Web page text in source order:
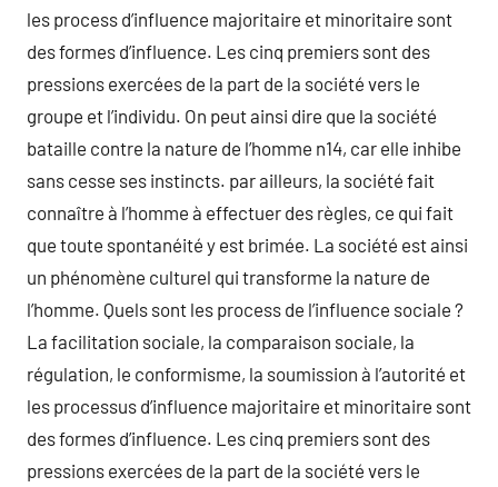
les process d’influence majoritaire et minoritaire sont
des formes d’influence. Les cinq premiers sont des
pressions exercées de la part de la société vers le
groupe et l’individu. On peut ainsi dire que la société
bataille contre la nature de l’homme n14, car elle inhibe
sans cesse ses instincts. par ailleurs, la société fait
connaître à l’homme à effectuer des règles, ce qui fait
que toute spontanéité y est brimée. La société est ainsi
un phénomène culturel qui transforme la nature de
l’homme. Quels sont les process de l’influence sociale ?
La facilitation sociale, la comparaison sociale, la
régulation, le conformisme, la soumission à l’autorité et
les processus d’influence majoritaire et minoritaire sont
des formes d’influence. Les cinq premiers sont des
pressions exercées de la part de la société vers le